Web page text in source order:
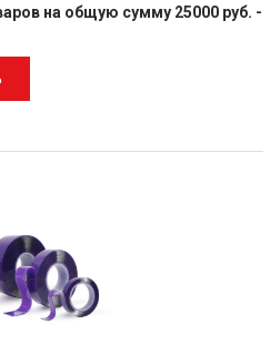
на общую сумму 25000 руб. -